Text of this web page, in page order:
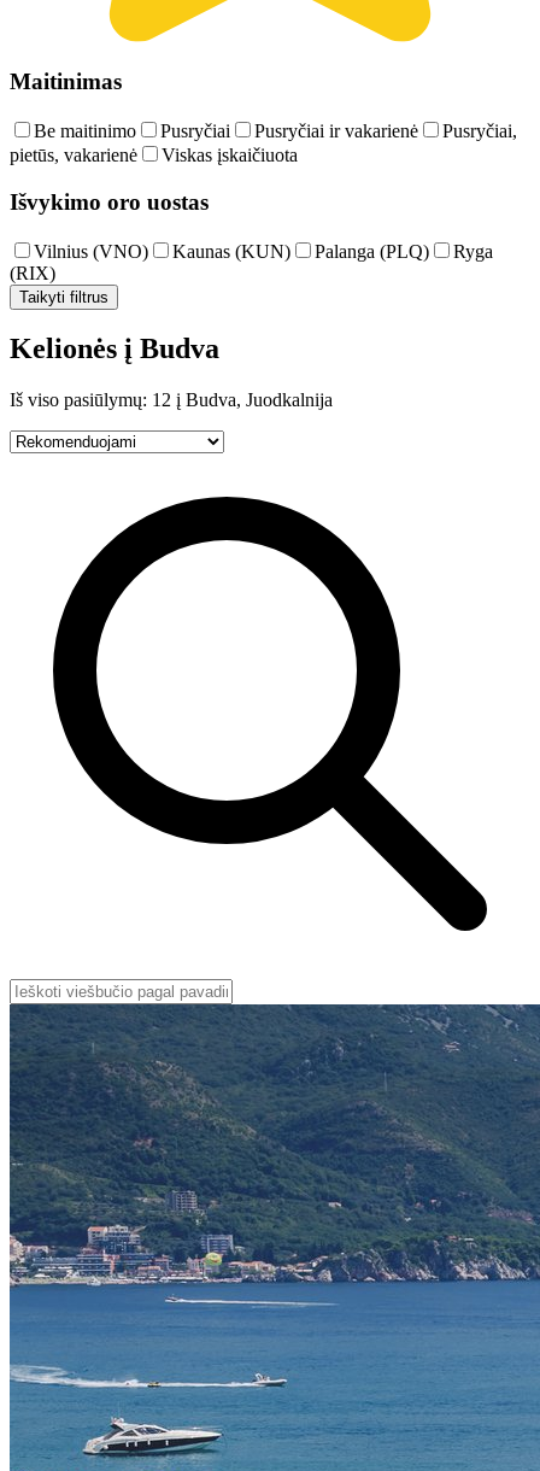
Maitinimas
Be maitinimo Pusryčiai Pusryčiai ir vakarienė
Pusryčiai,
pietūs, vakarienė
Viskas įskaičiuota
Išvykimo oro uostas
Vilnius (VNO) Kaunas (KUN) Palanga (PLQ)
Ryga
(RIX)
Taikyti filtrus
Kelionės į Budva
Iš viso pasiūlymų: 12 į Budva, Juodkalnija